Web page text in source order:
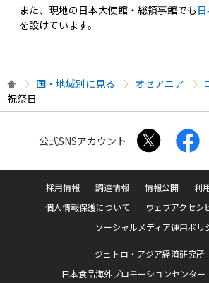
また、現地の日本大使館・総領事館でも
を設けています。
国・地域別に見る オセアニア
祝祭日
公式SNSアカウント
採用情報 調達情報 情報公開
利
個人情報保護について
ウェブアクセシ
ソーシャルメディア運用ポリ
ジェトロ・アジア経済研究所
日本食品海外プロモーションセンター